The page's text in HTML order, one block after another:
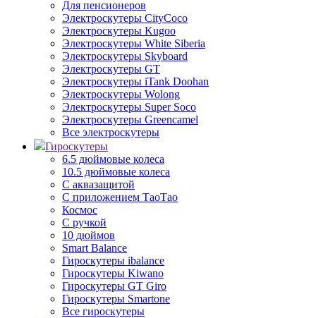
Для пенсионеров
Электроскутеры CityCoco
Электроскутеры Kugoo
Электроскутеры White Siberia
Электроскутеры Skyboard
Электроскутеры GT
Электроскутеры iTank Doohan
Электроскутеры Wolong
Электроскутеры Super Soco
Электроскутеры Greencamel
Все электроскутеры
Гироскутеры
6.5 дюймовые колеса
10.5 дюймовые колеса
С аквазащитой
С приложением ТаоТао
Космос
С ручкой
10 дюймов
Smart Balance
Гироскутеры ibalance
Гироскутеры Kiwano
Гироскутеры GT Giro
Гироскутеры Smartone
Все гироскутеры